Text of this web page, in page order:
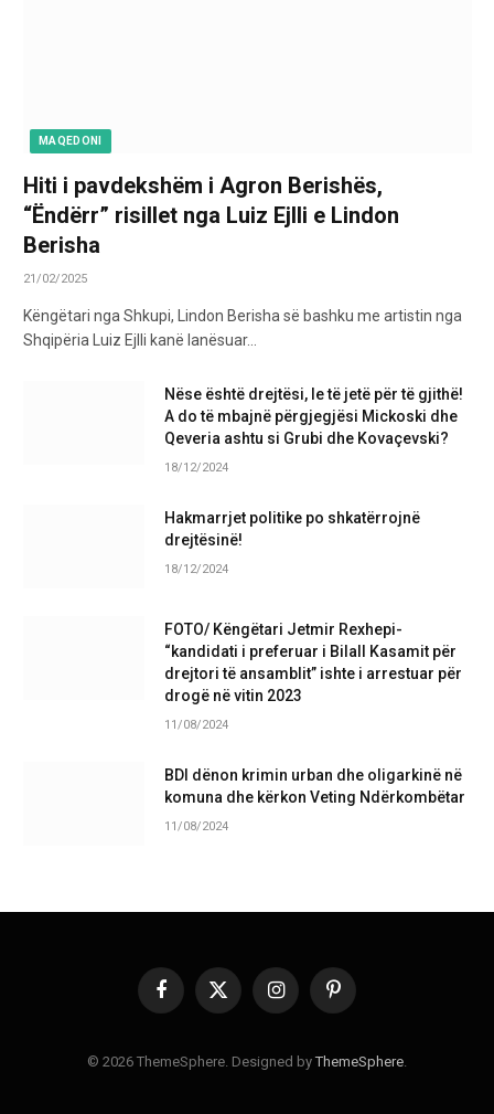
MAQEDONI
Hiti i pavdekshëm i Agron Berishës,
“Ëndërr” risillet nga Luiz Ejlli e Lindon
Berisha
21/02/2025
Këngëtari nga Shkupi, Lindon Berisha së bashku me artistin nga
Shqipëria Luiz Ejlli kanë lanësuar…
Nëse është drejtësi, le të jetë për të gjithë!
A do të mbajnë përgjegjësi Mickoski dhe
Qeveria ashtu si Grubi dhe Kovaçevski?
18/12/2024
Hakmarrjet politike po shkatërrojnë
drejtësinë!
18/12/2024
FOTO/ Këngëtari Jetmir Rexhepi-
“kandidati i preferuar i Bilall Kasamit për
drejtori të ansamblit” ishte i arrestuar për
drogë në vitin 2023
11/08/2024
BDI dënon krimin urban dhe oligarkinë në
komuna dhe kërkon Veting Ndërkombëtar
11/08/2024
Facebook
X
InstagramPinterest
© 2026 ThemeSphere. Designed byThemeSphere.